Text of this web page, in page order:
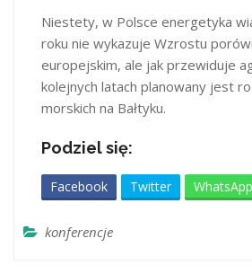
Niestety, w Polsce energetyka
roku nie wykazuje Wzrostu
europejskim, ale jak przewiduje
kolejnych latach planowany jest
morskich na Bałtyku.
Podziel się:
Facebook Twitter WhatsApp
konferencje